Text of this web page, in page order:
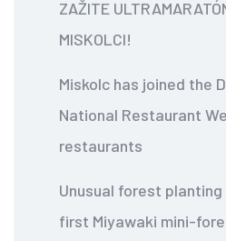
ZAŽITE
MISKOLCI!
Miskolc has joined the
National Restaurant
restaurants
Unusual forest planting
first Miyawaki mini-